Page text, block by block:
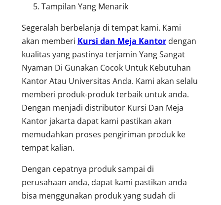
Tampilan Yang Menarik
Segeralah berbelanja di tempat kami. Kami
akan memberi Kursi dan Meja Kantor dengan
kualitas yang pastinya terjamin Yang Sangat
Nyaman Di Gunakan Cocok Untuk Kebutuhan
Kantor Atau Universitas Anda. Kami akan selalu
memberi produk-produk terbaik untuk anda.
Dengan menjadi distributor Kursi Dan Meja
Kantor jakarta dapat kami pastikan akan
memudahkan proses pengiriman produk ke
tempat kalian.
Dengan cepatnya produk sampai di
perusahaan anda, dapat kami pastikan anda
bisa menggunakan produk yang sudah di